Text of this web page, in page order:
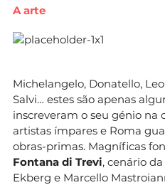
A arte
Michelangelo, Donatello,
Salvi… estes são apenas
inscreveram o seu génio na
artistas ímpares e Roma
obras-primas. Magníficas
Fontana di Trevi, cenário
Ekberg e Marcello